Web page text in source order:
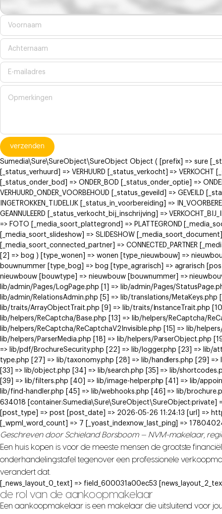
verzenden
Sumedia\Sure\SureObject\SureObject Object ( [prefix] => sure
[_status_verhuurd] => VERHUURD [_status_verkocht] =>
[_status_onder_bod] => ONDER_BOD [_status_onder_optie] =>
VERHUURD_ONDER_VOORBEHOUD [_status_geveild] => GEVEILD
INGETROKKEN_TIJDELIJK [_status_in_voorbereiding] =>
GEANNULEERD [_status_verkocht_bij_inschrijving] =>
=> FOTO [_media_soort_plattegrond] => PLATTEGROND
[_media_soort_slideshow] => SLIDESHOW
[_media_soort_connected_partner] => CONNECTED_PARTNER
[2] => bog ) [type_wonen] => wonen [type_nieuwbouw] =>
bouwnummer [type_bog] => bog [type_agrarisch] => agrarisch
nieuwbouw [bouwtype] => nieuwbouw [bouwnummer] =>
lib/admin/Pages/LogPage.php [1] => lib/admin/Pages/
lib/admin/RelationsAdmin.php [5] => lib/translations/
lib/traits/ArrayObjectTrait.php [9] => lib/traits/InstanceTrait.php
lib/helpers/ReCaptcha/Base.php [13] => lib/helpers/ReCaptcha/
lib/helpers/ReCaptcha/ReCaptchaV2Invisible.php [15] => lib/
lib/helpers/ParserMedia.php [18] => lib/helpers/ParserObject.php
=> lib/pdf/BrochureSecurity.php [22] => lib/logger.php [23] => lib/
type.php [27] => lib/taxonomy.php [28] => lib/handlers.php [29]
[33] => lib/object.php [34] => lib/search.php [35] => lib/
[39] => lib/filters.php [40] => lib/image-helper.php [41] => lib/
lib/find-handler.php [45] => lib/webhooks.php [46] => lib/
634018 [container:Sumedia\Sure\SureObject\SureObject:private]
[post_type] => post [post_date] => 2026-05-26 11:24:13 [url] =>
[_wpml_word_count] => 7 [_yoast_indexnow_last_ping] =>
Geschreven door Schieland Borsboom — NVM-makelaar,
Een huis kopen is voor de meeste mensen de grootste
onderhandelingstafel tegenover een professionele
verandert dat.
[_news_layout_0_text] => field_600031a00ec53
de rol van de aankoopmakelaar
Een aankoopmakelaar is een makelaar die uitsluitend voor